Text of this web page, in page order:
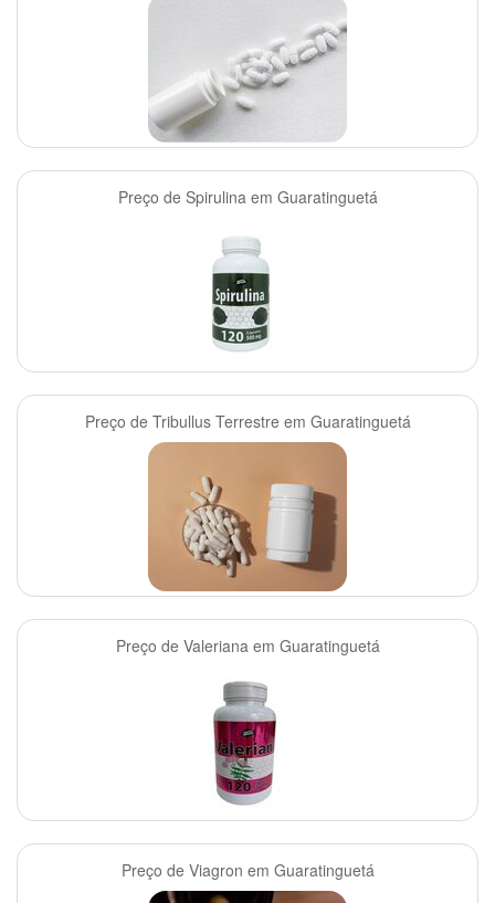
Preço de Spirulina em Guaratinguetá
Preço de Tribullus Terrestre em Guaratinguetá
Preço de Valeriana em Guaratinguetá
Preço de Viagron em Guaratinguetá